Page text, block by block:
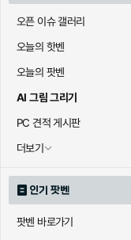
오픈 이슈 갤러리
오늘의 핫벤
오늘의 팟벤
AI 그림 그리기
PC 견적 게시판
더보기
인기 팟벤
팟벤 바로가기